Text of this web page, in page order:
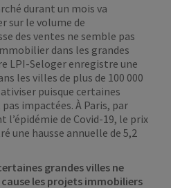
durant un mois va
sur le volume de
des ventes ne semble pas
dans les grandes
LPI-Seloger enregistre une
les villes de plus de 100 000
puisque certaines
impactées. À Paris, par
l’épidémie de Covid-19, le prix
une hausse annuelle de 5,2
grandes villes ne
les projets immobiliers